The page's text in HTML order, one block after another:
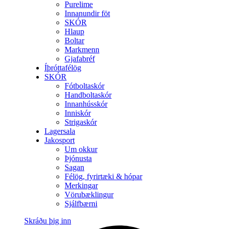
Purelime
Innanundir föt
SKÓR
Hlaup
Boltar
Markmenn
Gjafabréf
Íþróttafélög
SKÓR
Fótboltaskór
Handboltaskór
Innanhússkór
Inniskór
Strigaskór
Lagersala
Jakosport
Um okkur
Þjónusta
Sagan
Félög, fyrirtæki & hópar
Merkingar
Vörubæklingur
Sjálfbærni
Skráðu þig inn